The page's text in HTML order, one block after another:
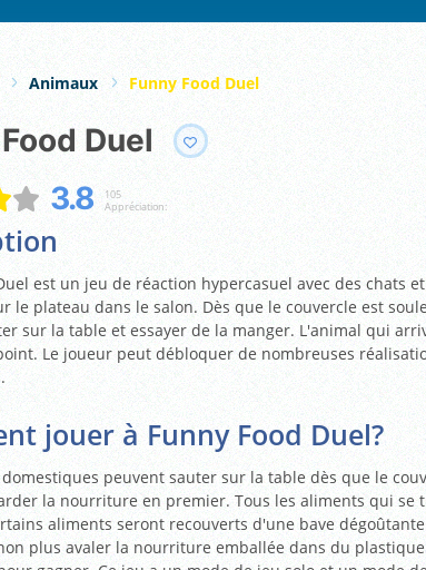
Animaux Funny Food Duel
Food Duel
3.8
105
Appréciation:
est un jeu de réaction hypercasuel avec des chats
le plateau dans le salon. Dès que le couvercle est
sur la table et essayer de la manger. L'animal qui
Le joueur peut débloquer de nombreuses
jouer à Funny Food Duel?
peuvent sauter sur la table dès que le
la nourriture en premier. Tous les aliments qui se
aliments seront recouverts d'une bave
plus avaler la nourriture emballée dans du